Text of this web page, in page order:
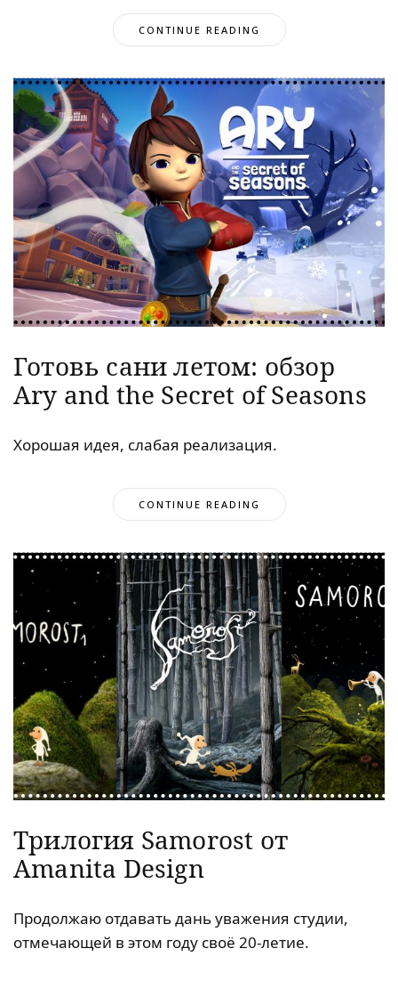
CONTINUE READING
Готовь сани летом: обзор
Ary and the Secret of Seasons
Хорошая идея, слабая реализация.
CONTINUE READING
Трилогия Samorost от
Amanita Design
Продолжаю отдавать дань уважения студии,
отмечающей в этом году своё 20-летие.